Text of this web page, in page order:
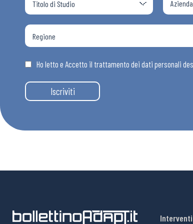
Ho letto e Accetto il trattamento dei dati personali
Iscriviti
Interventi